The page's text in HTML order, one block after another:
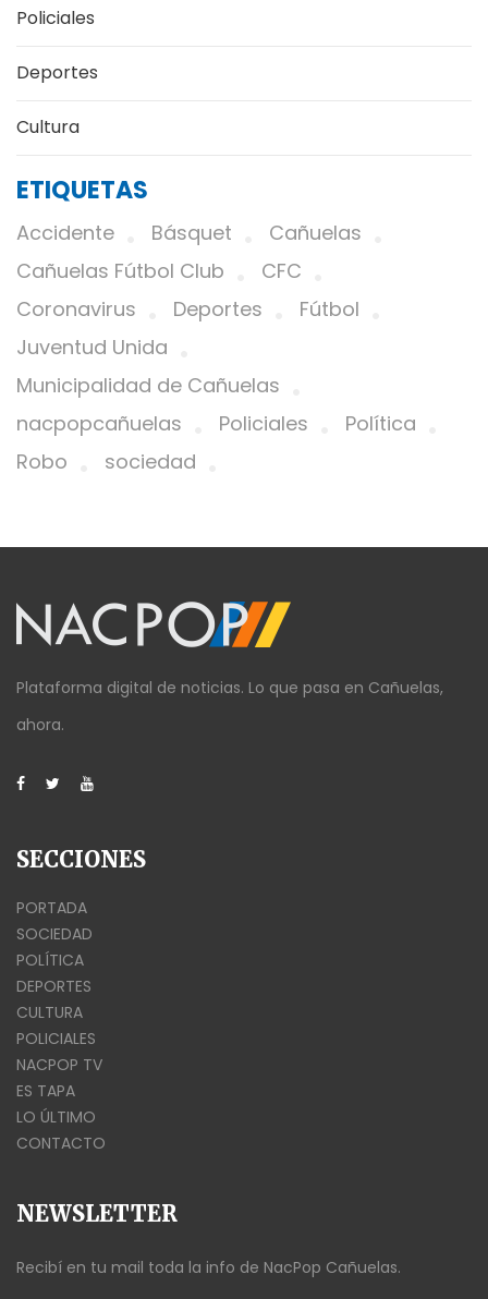
Policiales
Deportes
Cultura
ETIQUETAS
Accidente Básquet
Cañuelas
Cañuelas Fútbol Club
CFC
Coronavirus
Deportes
Fútbol
Juventud Unida
Municipalidad de Cañuelas
nacpopcañuelas
Policiales
Política
Robo
sociedad
Plataforma digital de noticias. Lo que pasa en Cañuelas,
ahora.
SECCIONES
PORTADA
SOCIEDAD
POLÍTICA
DEPORTES
CULTURA
POLICIALES
NACPOP TV
ES TAPA
LO ÚLTIMO
CONTACTO
NEWSLETTER
Recibí en tu mail toda la info de NacPop Cañuelas.